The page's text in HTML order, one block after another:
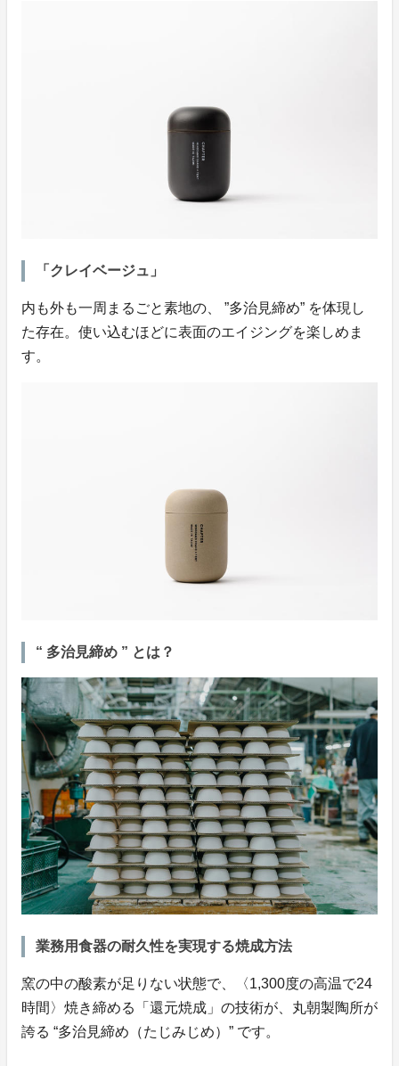
「クレイベージュ」
内も外も一周まるごと素地の、 ”多治見締め” を体現し
た存在。使い込むほどに表面のエイジングを楽しめま
す。
“ 多治見締め ” とは？
業務用食器の耐久性を実現する焼成方法
窯の中の酸素が足りない状態で、〈1,300度の高温で24
時間〉焼き締める「還元焼成」の技術が、丸朝製陶所が
誇る “多治見締め（たじみじめ）” です。